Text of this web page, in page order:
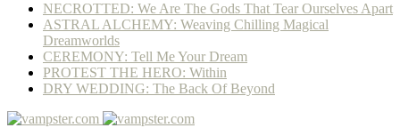
NECROTTED: We Are The Gods That Tear Ourselves Apart
ASTRAL ALCHEMY: Weaving Chilling Magical
Dreamworlds
CEREMONY: Tell Me Your Dream
PROTEST THE HERO: Within
DRY WEDDING: The Back Of Beyond